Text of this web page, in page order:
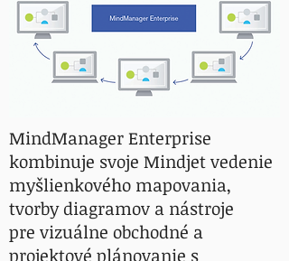
MindManager Enterprise
kombinuje svoje Mindjet vedenie
myšlienkového mapovania,
tvorby diagramov a nástroje
pre vizuálne obchodné a
projektové plánovanie s